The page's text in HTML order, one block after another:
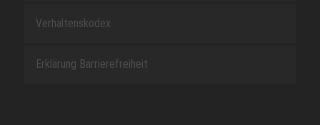
Verhaltenskodex
Erklärung Barrierefreiheit